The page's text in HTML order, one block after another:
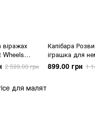
віражах
Wheels
2 599.00 грн
Капібара
іграшка для
3м+
899.00 грн 1